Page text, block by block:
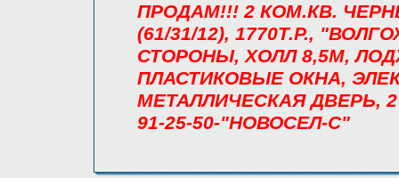
ПРОДАМ!!! 2 КОМ.КВ.
(61/31/12), 1770Т.Р.,
СТОРОНЫ, ХОЛЛ 8,5М,
ПЛАСТИКОВЫЕ ОКНА,
МЕТАЛЛИЧЕСКАЯ ДВЕРЬ,
91-25-50-"НОВОСЕЛ-С"